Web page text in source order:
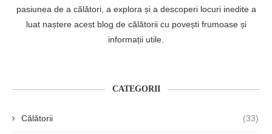
pasiunea de a călători, a explora și a descoperi locuri inedite a
luat naștere acest blog de călătorii cu povești frumoase și
informații utile.
CATEGORII
Călătorii (33)